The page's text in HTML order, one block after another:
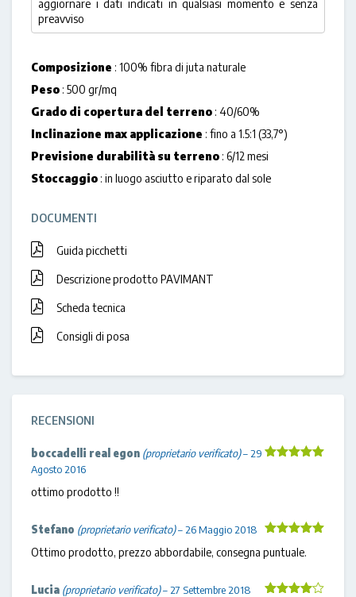
aggiornare i dati indicati in qualsiasi momento e senza
preavviso
Composizione : 100% fibra di juta naturale
Peso : 500 gr/mq
Grado di copertura del terreno : 40/60%
Inclinazione max applicazione : fino a 1.5:1 (33,7°)
Previsione durabilità su terreno : 6/12 mesi
Stoccaggio : in luogo asciutto e riparato dal sole
DOCUMENTI
Guida picchetti
Descrizione prodotto PAVIMANT
Scheda tecnica
Consigli di posa
RECENSIONI
boccadelli real egon (proprietario verificato)–29
Agosto 2016
ottimo prodotto !!
su 5
Stefano (proprietario verificato)–26 Maggio 2018
Ottimo prodotto, prezzo abbordabile, consegna puntuale.
Lucia (proprietario verificato)–27 Settembre 2018